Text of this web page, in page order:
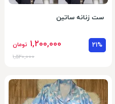
ست زنانه ساتین
21%
1,200,000 تومان
1,520,000